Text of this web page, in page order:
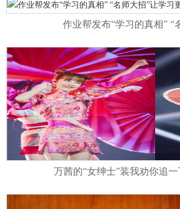
作业帮发布“学习的真相” “
万茜的“女绅士”装我劝你追